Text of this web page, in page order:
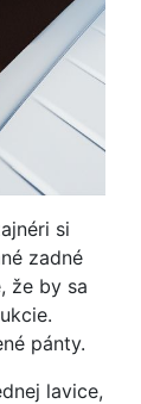
si
zadné
že by sa
pánty.
lavice,